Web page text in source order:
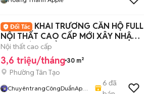
KHAI TRƯƠNG CĂN HỘ FULL
NỘI THẤT CAO CẤP MỚI XÂY NHẬN
GIỮ PHÒNG ĐẦU T8
Nội thất cao cấp
3,6 triệu/tháng 30 m²
Phường Tân Tạo
ChuyêntrangCôngDuẩnApar
6 đã